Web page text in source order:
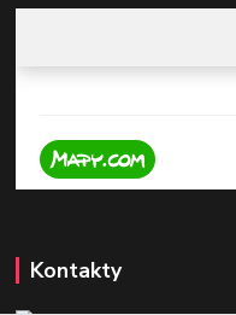
Kontakty